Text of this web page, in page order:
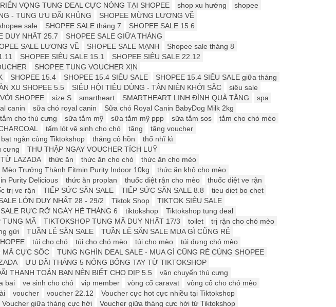
VỌNG TUNG DEAL CỰC NÓNG TẠI SHOPEE shop xu hướng
shopee
- TUNG ƯU ĐÃI KHỦNG
SHOPEE MỪNG LƯƠNG VỀ
sale SHOPEE SALE tháng 7
SHOPEE SALE 15.6
DUY NHẤT 25.7
SHOPEE SALE GIỮA THÁNG
SALE LƯƠNG VỀ SHOPEE SALE MẠNH
Shopee sale tháng 8
SHOPEE SIÊU SALE 15.1
SHOPEE SIÊU SALE 22.12
SHOPEE TUNG VOUCHER XỊN
SHOPEE 15.4 SHOPEE 15.4 SIÊU SALE
SHOPEE 15.4 SIÊU SALE giữa tháng
XU SHOPEE 5.5 SIÊU HỘI TIÊU DÙNG - TÂN NIÊN KHỞI SẮC
siêu sale
SHOPEE size S smartheart SMARTHEART LINH ĐÌNH QUÀ TẶNG
spa
canin sữa chó royal canin
Sữa chó Royal Canin BabyDog Milk 2kg
cho thú cưng sữa tắm mỹ sữa tắm mỹ ppp sữa tắm sos
tắm cho chó mèo
tấm lót vệ sinh cho chó tặng
tặng voucher
ngàn cùng Tiktokshop tháng cô hồn
thổ nhĩ kì
cưng
THU THẬP NGAY VOUCHER TÍCH LUỸ
LAZADA
thức ăn thức ăn cho chó
thức ăn cho mèo
Trưởng Thành Fitmin Purity Indoor 10kg
thức ăn khô cho mèo
Purity Delicious thức ăn proplan thuốc diệt rận cho mèo
thuốc diệt ve rận
trị ve rận TIẾP SỨC SĂN SALE TIẾP SỨC SĂN SALE 8.8
tieu diet bo chet
LỚN DUY NHẤT 28 - 29/2 Tiktok Shop
TIKTOK SIÊU SALE
RỰC RỠ NGÀY HÈ THÁNG 6 tiktokshop
Tiktokshop tung deal
TUNG MÃ TIKTOKSHOP TUNG MÃ DUY NHẤT 17/3 toilet
trị rận cho chó mèo
gửi TUẦN LỄ SĂN SALE
TUẦN LỄ SĂN SALE MUA GÌ CŨNG RẺ
túi cho chó túi cho chó mèo túi cho mèo
túi đựng chó mèo
MÃ CỰC SỐC
TUNG NGHÌN DEAL SALE - MUA GÌ CŨNG RẺ CÙNG SHOPEE
ƯU ĐÃI THÁNG 5 NÓNG BỎNG TAY TỪ TIKTOKSHOP
THANH TOÁN BẠN NÊN BIẾT CHO DỊP 5.5
vận chuyển thú cưng
bai ve sinh cho chó vip member vòng cổ caravat
vòng cổ cho chó mèo
voucher voucher 22.12
Voucher cực hot cực nhiều tại Tiktokshop
Voucher giữa tháng cực hời Voucher giữa tháng cực hời từ Tiktokshop